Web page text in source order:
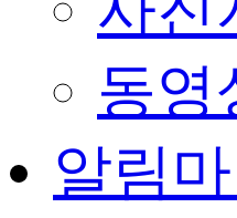
동영
알림